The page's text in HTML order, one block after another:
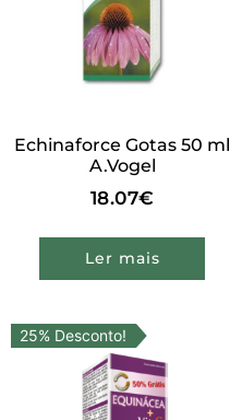
Echinaforce Gotas 50 ml
A.Vogel
18.07€
Ler mais
25% Desconto!